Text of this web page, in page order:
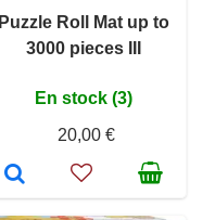
Puzzle Roll Mat up to
3000 pieces III
En stock (3)
20,00 €